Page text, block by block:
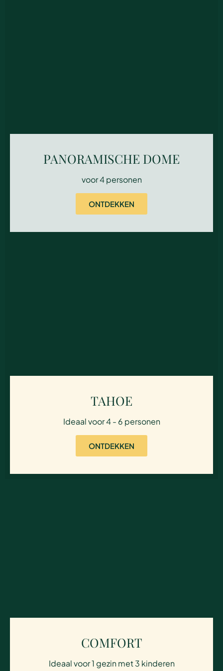
PANORAMISCHE DOME
voor 4 personen
ONTDEKKEN
TAHOE
Ideaal voor 4 - 6 personen
ONTDEKKEN
COMFORT
Ideaal voor 1 gezin met 3 kinderen